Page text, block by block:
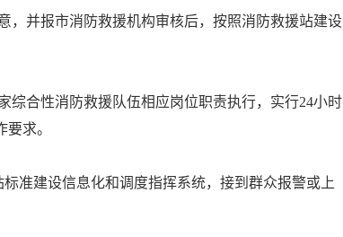
，并报市消防救援机构审核后，按照消防救援站建设
综合性消防救援队伍相应岗位职责执行，实行24小时
求。
准建设信息化和调度指挥系统，接到群众报警或上